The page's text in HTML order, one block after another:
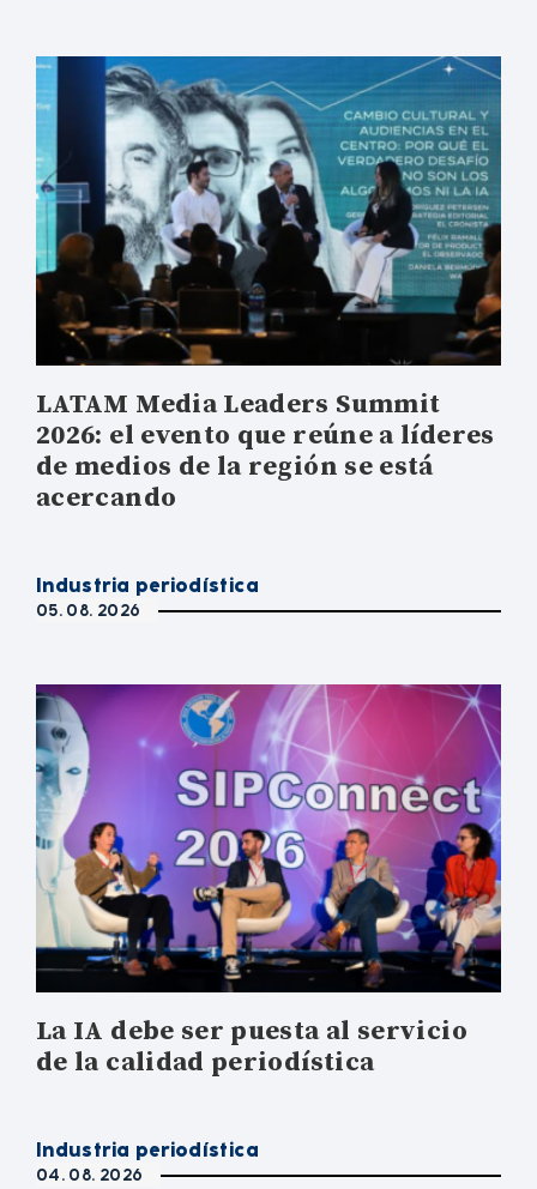
LATAM Media Leaders Summit
2026: el evento que reúne a líderes
de medios de la región se está
acercando
Industria periodística
05. 08. 2026
La IA debe ser puesta al servicio
de la calidad periodística
Industria periodística
04. 08. 2026